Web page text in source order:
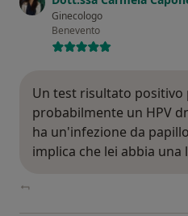
Ginecologo
Benevento
Un test risultato positivo
probabilmente un HPV
ha un'infezione da
implica che lei abbia una